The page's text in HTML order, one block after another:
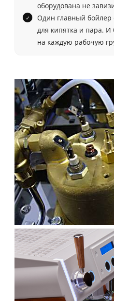
оборудована не
Один главный бойлер
для кипятка и пара.
на каждую рабочую